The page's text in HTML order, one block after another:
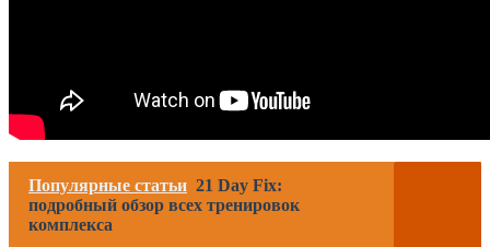
Популярные статьи 21 Day Fix:
подробный обзор всех тренировок
комплекса